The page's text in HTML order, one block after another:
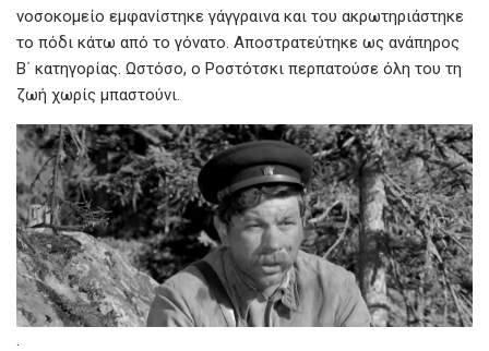
νοσοκομείο εμφανίστηκε γάγγραινα και του ακρωτηριάστηκε
το πόδι κάτω από το γόνατο. Αποστρατεύτηκε ως ανάπηρος
Β΄ κατηγορίας. Ωστόσο, ο Ροστότσκι περπατούσε όλη του τη
ζωή χωρίς μπαστούνι.
.